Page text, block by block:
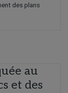
des plans
au
et des